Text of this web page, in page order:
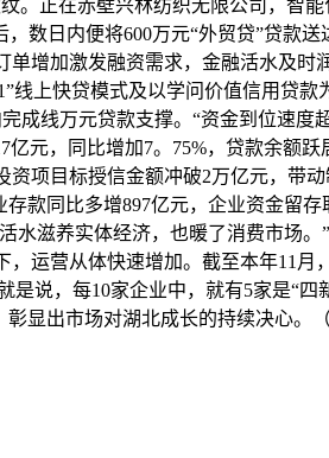
。正在赤壁兴林纺织无限公司，智
数日内便将600万元“外贸贷”贷款
增加激发融资需求，金融活水及时
上快贷模式及以学问价值信用贷款
成线万元贷款支撑。“资金到位速度
元，同比增加7。75%，贷款余额
项目标授信金额冲破2万亿元，带
款同比多增897亿元，企业资金留
水滋养实体经济，也暖了消费市场
运营从体快速增加。截至本年11月
说，每10家企业中，就有5家是“四
显出市场对湖北成长的持续决心。